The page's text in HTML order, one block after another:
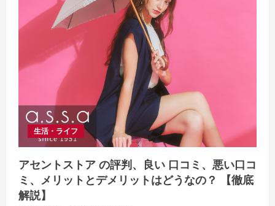
生活・ライフ
アセントストア の評判、良い 口コミ、悪い口コ
ミ、メリットとデメリットはどうなの？ 【徹底
解説】